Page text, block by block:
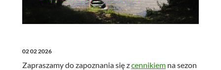
02 02 2026
Zapraszamy do zapoznania się zcennikiemna sezon